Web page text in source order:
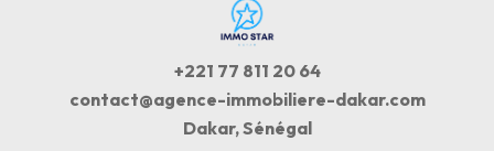
+221 77 811 20 64
contact@agence-immobiliere-dakar.com
Dakar, Sénégal